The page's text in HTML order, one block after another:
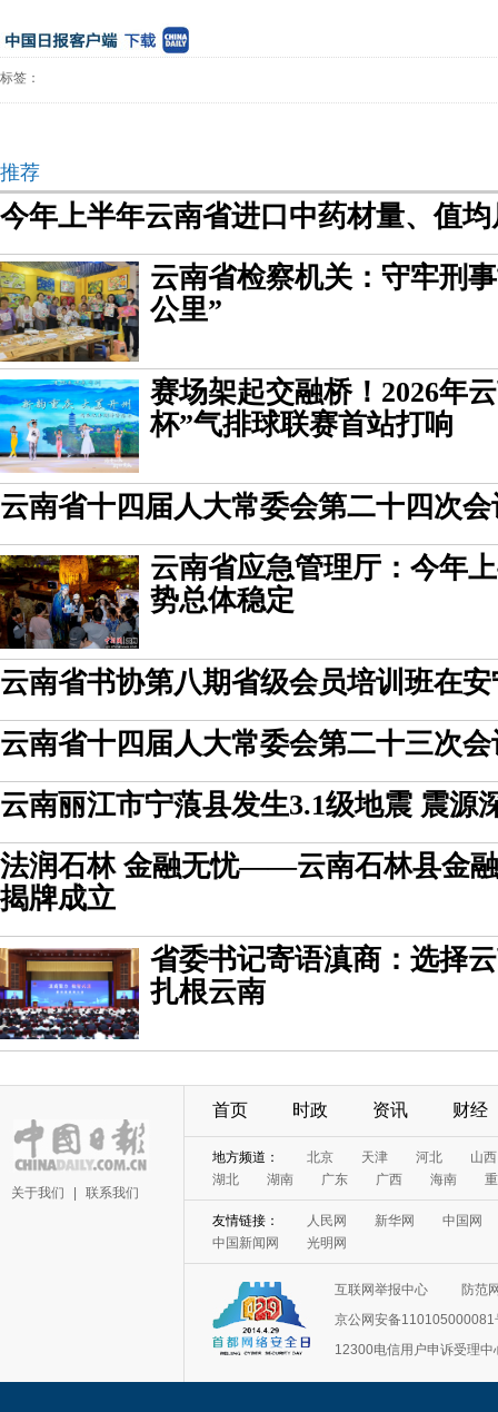
标签：
推荐
今年上半年云南省进口中药材量、值
云南省检察机关：守牢刑
公里”
赛场架起交融桥！2026年
杯”气排球联赛首站打响
云南省十四届人大常委会第二十四次
云南省应急管理厅：今年
势总体稳定
云南省书协第八期省级会员培训班在
云南省十四届人大常委会第二十三次
云南丽江市宁蒗县发生3.1级地震 震源
法润石林 金融无忧——云南石林县金
揭牌成立
省委书记寄语滇商：选择
扎根云南
关于我们 联系我们
首页 时政 资讯 财经
地方频道： 北京 天津 河北
山西
湖北
湖南 广东 广西 海南
友情链接： 人民网 新华网
中国网
中国新闻网
光明网
互联网举报中心
防范
京公网安备110105000081
12300电信用户申诉受理中